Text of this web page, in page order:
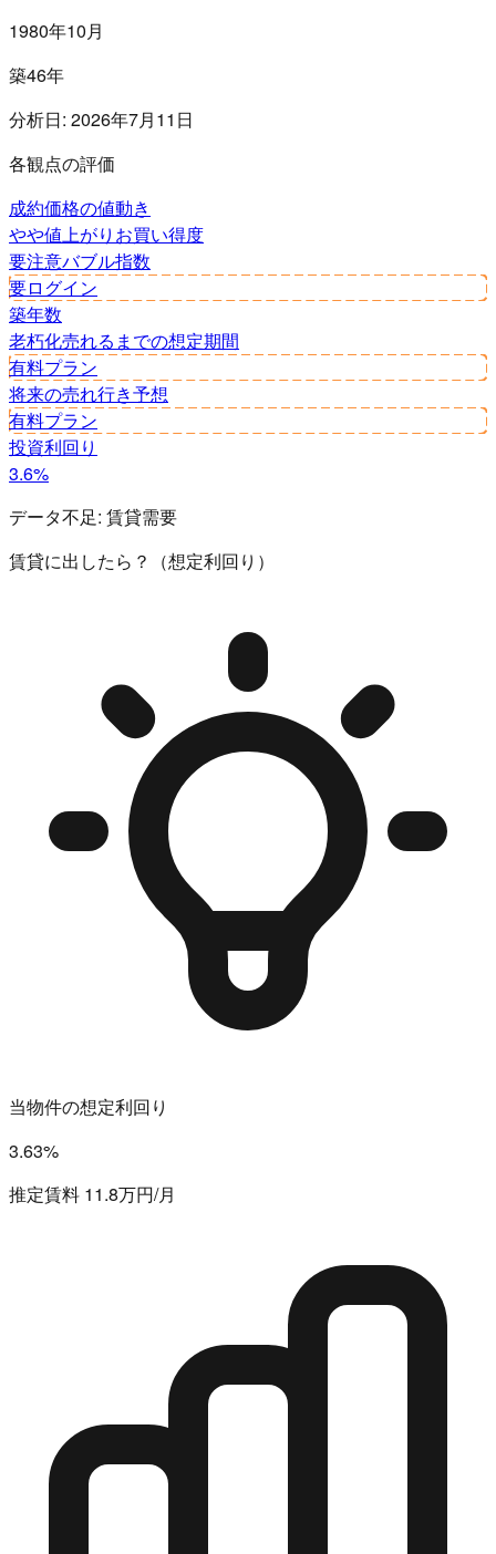
1980年10月
築46年
分析日: 2026年7月11日
各観点の評価
成約価格の値動き
やや値上がり お買い得度
要注意バブル指数
要ログイン
築年数
老朽化売れるまでの想定期間
有料プラン
将来の売れ行き予想
有料プラン
投資利回り
3.6%
データ不足: 賃貸需要
賃貸に出したら？（想定利回り）
当物件の想定利回り
3.63%
推定賃料 11.8万円/月